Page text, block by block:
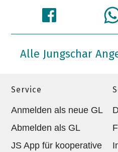
Alle Jungschar
Service
Anmelden als neue GL
Abmelden als GL
JS App für kooperative